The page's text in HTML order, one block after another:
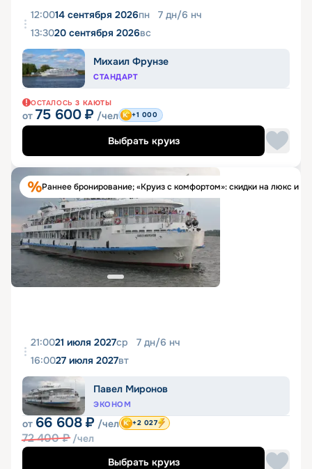
12:0014 сентября 2026пн 7 дн/6 нч
13:3020 сентября 2026вс
Михаил Фрунзе
СТАНДАРТ
ОСТАЛОСЬ 3 КАЮТЫ
от 75 600 ₽ /чел +1 000
Выбрать круиз
Раннее бронирование; «Круиз с комфортом»: скидки на люкс и
21:0021 июля 2027ср 7 дн/6 нч
16:0027 июля 2027вт
Павел Миронов
ЭКОНОМ
от 66 608 ₽ /чел
72 400₽ /чел
+2 027
Выбрать круиз